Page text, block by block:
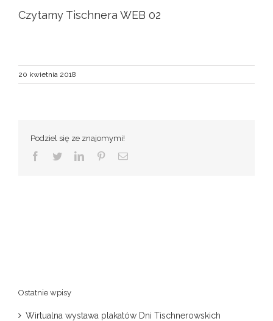
Czytamy Tischnera WEB 02
20 kwietnia 2018
Podziel się ze znajomymi!
Facebook
TwitterLinkedInPinterestEmail
Ostatnie wpisy
Wirtualna wystawa plakatów Dni Tischnerowskich